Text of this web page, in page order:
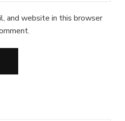
and website in this browser